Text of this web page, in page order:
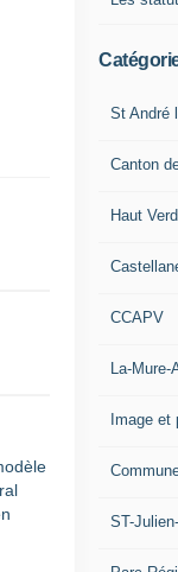
St André
Canton
Haut
CCAPV
La-Mure-
Image et
ST-